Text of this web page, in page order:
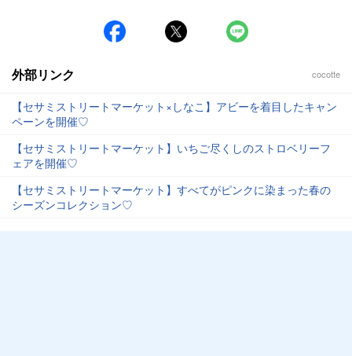
外部リンク cocotte
【セサミストリートマーケット×しなこ】アビーを着目したキャン
ペーンを開催♡
【セサミストリートマーケット】いちご尽くしのストロベリーフ
ェアを開催♡
【セサミストリートマーケット】すべてがピンクに染まった春の
シーズンコレクション♡